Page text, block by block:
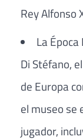
Rey Alfonso
La
Di Stéfano,
de Europa
el museo se
jugador,